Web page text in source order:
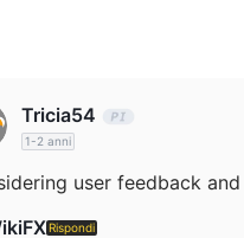
Tricia54
1-2 anni
Rispondi